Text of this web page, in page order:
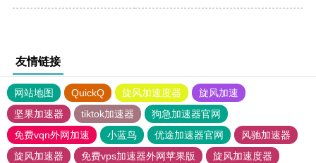
友情链接
网站地图 QuickQ 旋风加速度器
旋风加速
坚果加速器
tiktok加速器
狗急加速器官网
免费vqn外网加速
小蓝鸟 优途加速器官网
风驰加速器
旋风加速器
免费vps加速器外网苹果版
旋风加速度器